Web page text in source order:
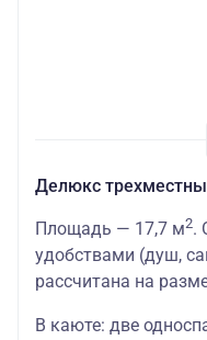
Делюкс
Площадь — 17,7 м2.
удобствами (душ,
рассчитана на
В каюте: две